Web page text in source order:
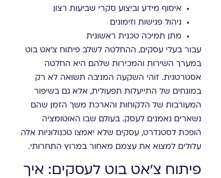
איסוף מידע וביצוע סקרי שביעות רצון
ניהול פגישות וזימונים
מתן תמיכה טכנית ראשונית
עבור בעלי עסקים, ההחלטה לשלב פיתוח צ'אט בוט
במערך השירות והמכירות שלהם היא החלטה
אסטרטגית. זוהי השקעה המניבה תשואה לא רק
במונחים של התייעלות תפעולית, אלא גם בשיפור
המעורבות של הלקוחות והארכת משך הזמן שהם
נשארים נאמנים לעסק. בעולם שבו האוטומציה
הופכת לסטנדרט, עסקים שלא יאמצו טכנולוגיות אלה
עלולים למצוא את עצמם מאחור במרוץ התחרותי.
פיתוח צ'אט בוט לעסקים: איך